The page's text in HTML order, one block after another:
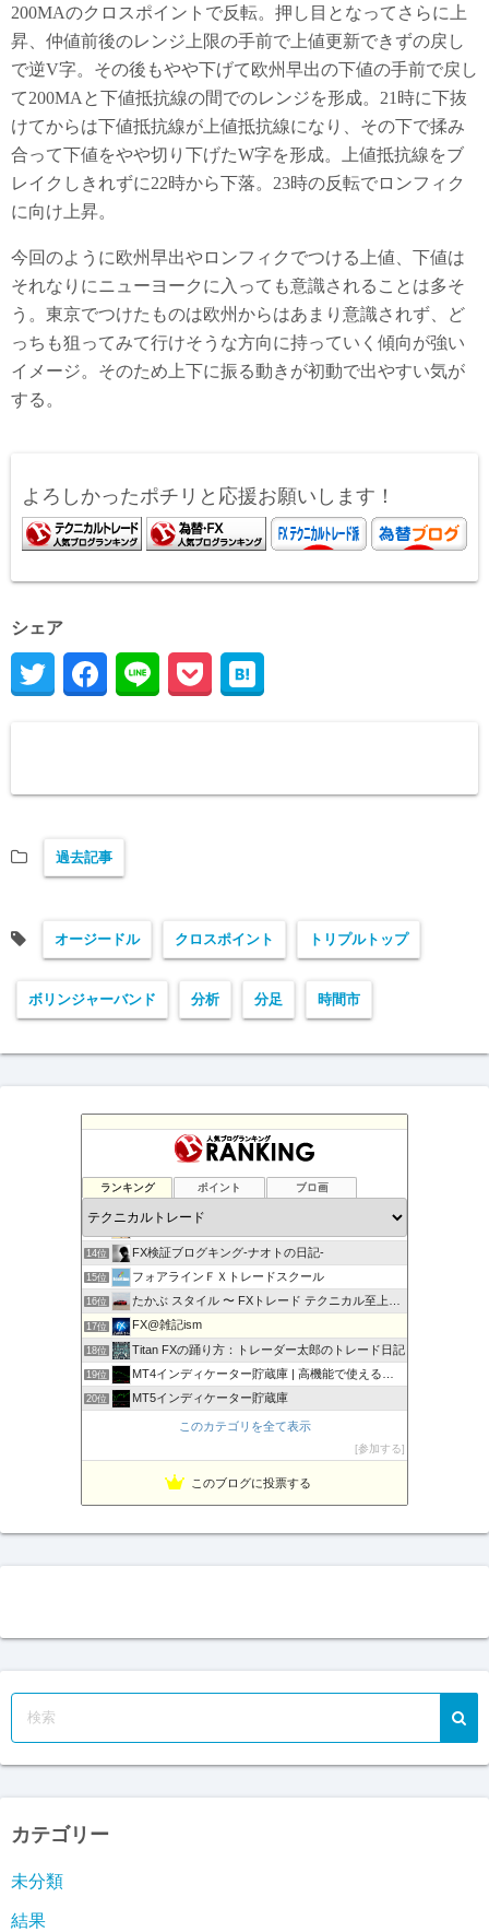
200MAのクロスポイントで反転。押し目となってさらに上
昇、仲値前後のレンジ上限の手前で上値更新できずの戻し
で逆V字。その後もやや下げて欧州早出の下値の手前で戻し
て200MAと下値抵抗線の間でのレンジを形成。21時に下抜
けてからは下値抵抗線が上値抵抗線になり、その下で揉み
合って下値をやや切り下げたW字を形成。上値抵抗線をブ
レイクしきれずに22時から下落。23時の反転でロンフィク
に向け上昇。
今回のように欧州早出やロンフィクでつける上値、下値は
それなりにニューヨークに入っても意識されることは多そ
う。東京でつけたものは欧州からはあまり意識されず、ど
っちも狙ってみて行けそうな方向に持っていく傾向が強い
イメージ。そのため上下に振る動きが初動で出やすい気が
する。
よろしかったポチリと応援お願いします！
シェア
過去記事
オージードル クロスポイント トリプルトップ
ボリンジャーバンド 分析 分足 時間市
ランキング ポイント ブロ画
負けない！無料「Immortal_EA」究極システムトレード
11位 テクニカル分析
現役サラリーマンの副業FX/デイトレーダーの収支報告ブログ
14位 FX検証ブログキング-ナオトの日記-
15位 フォアラインＦＸトレードスクール
16位 たかぶ スタイル 〜 FXトレード テクニカル至上主義！
17位 FX@雑記ism
18位 Titan FXの踊り方：トレーダー太郎のトレード日記
19位 MT4インディケーター貯蔵庫 | 高機能で使えるインジをご…
20位 MT5インディケーター貯蔵庫
相場の天底をピンポイントでズバリ！
豪ドル好きな店主のFXマニア＄的な不定記
このカテゴリを全て表示
参加する
このブログに投票する
カテゴリー
未分類
結果